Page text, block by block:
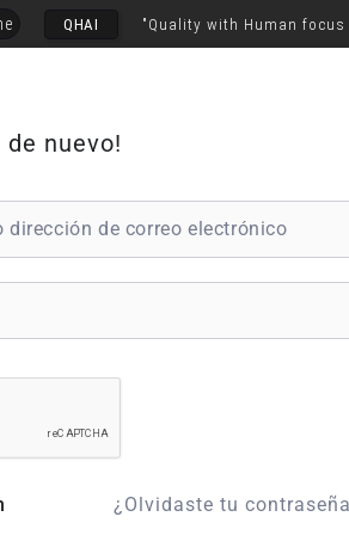
QHAI "Quality with Human focus
de nuevo!
¿Olvidaste tu